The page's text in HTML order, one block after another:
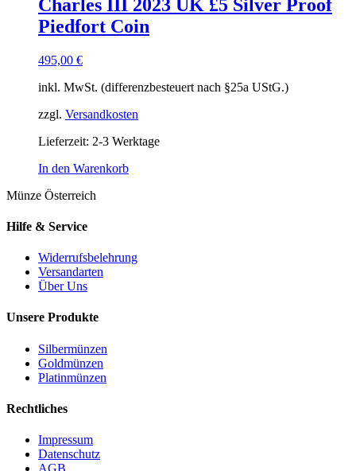
Charles III 2023 UK £5 Silver Proof
Piedfort Coin
495,00 €
inkl. MwSt. (differenzbesteuert nach §25a UStG.)
zzgl. Versandkosten
Lieferzeit: 2-3 Werktage
In den Warenkorb
Münze Österreich
Hilfe & Service
Widerrufsbelehrung
Versandarten
Über Uns
Unsere Produkte
Silbermünzen
Goldmünzen
Platinmünzen
Rechtliches
Impressum
Datenschutz